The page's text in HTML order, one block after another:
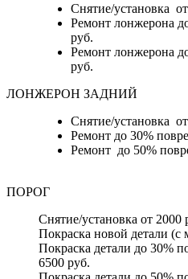
Снятие/установка
Ремонт лонжерона
руб.
Ремонт лонжерона
руб.
ЛОНЖЕРОН ЗАДНИЙ
Снятие/установка
Ремонт до 30%
Ремонт до 50%
ПОРОГ
Снятие/установка от 2000
Покраска новой детали (с
Покраска детали до 30%
6500 руб.